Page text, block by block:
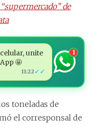
de
unite
🤩
11:22 ✓✓
1
toneladas de
el corresponsal de